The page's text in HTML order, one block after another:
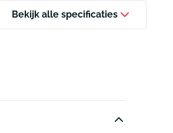
Bekijk alle specificaties